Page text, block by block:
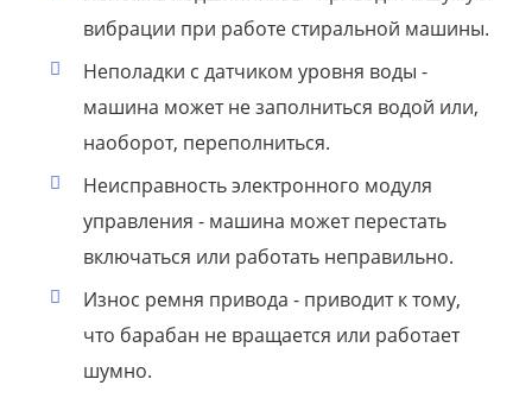
вибрации при работе стиральной машины.
Неполадки с датчиком уровня воды -
машина может не заполниться водой или,
наоборот, переполниться.
Неисправность электронного модуля
управления - машина может перестать
включаться или работать неправильно.
Износ ремня привода - приводит к тому,
что барабан не вращается или работает
шумно.